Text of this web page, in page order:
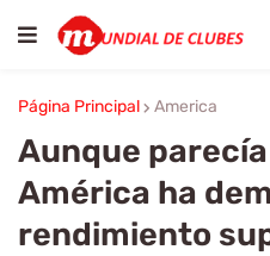
Página Principal America
Aunque
América ha
rendimiento